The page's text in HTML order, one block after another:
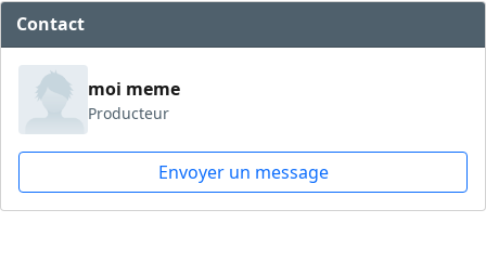
Contact
moi meme
Producteur
Envoyer un message